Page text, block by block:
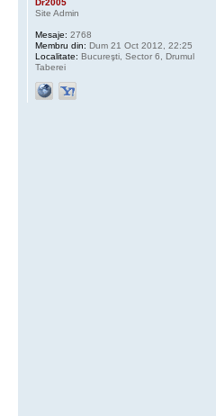
Dr2005
Site Admin
Mesaje: 2768
Membru din: Dum 21 Oct 2012, 22:25
Localitate: Bucureşti, Sector 6, Drumul
Taberei